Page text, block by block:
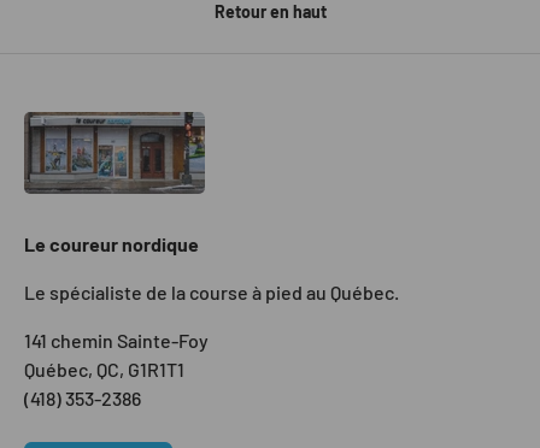
Retour en haut
Le coureur nordique
Le spécialiste de la course à pied au Québec.
141 chemin Sainte-Foy
Québec, QC, G1R1T1
(418) 353-2386